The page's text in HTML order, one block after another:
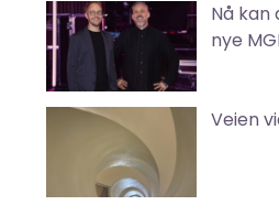
Nå kan
nye
Veien